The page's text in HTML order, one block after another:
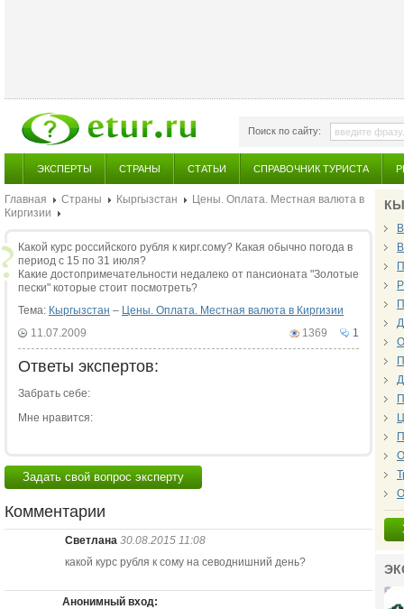
Поиск по сайту:
ЭКСПЕРТЫ СТРАНЫ СТАТЬИ СПРАВОЧНИК ТУРИСТА
Главная Страны Кыргызстан
Цены. Оплата. Местная валюта в
Киргизии
Какой курс российского рубля к кирг.сому? Какая обычно погода в
период с 15 по 31 июля?
Какие достопримечательности недалеко от пансионата "Золотые
пески" которые стоит посмотреть?
Тема: Кыргызстан – Цены. Оплата. Местная валюта в Киргизии
1
1369
11.07.2009
Ответы экспертов:
Забрать себе:
Мне нравится:
Задать свой вопрос эксперту
Комментарии
Светлана 30.08.2015 11:08
какой курс рубля к сому на севоднишний день?
Анонимный вход: